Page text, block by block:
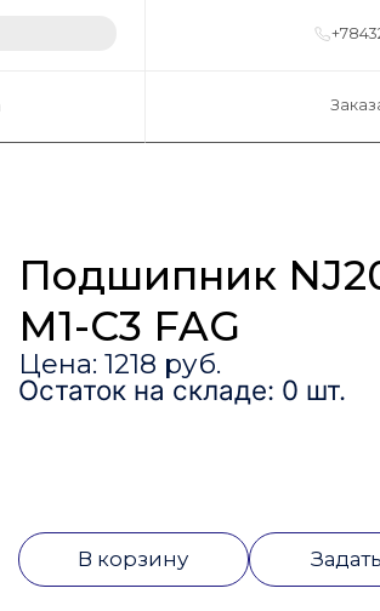
Подшипник
M1-C3 FAG
Цена: 1218 руб.
Остаток на складе: 0 шт.
В корзину